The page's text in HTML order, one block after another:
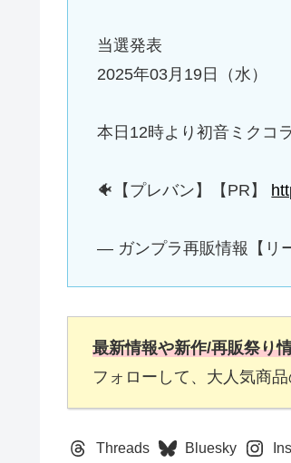
当選発表
2025年03月19日（水）
本日12時より初音ミクコ
🐠【プレバン】【PR】
— ガンプラ再販情報【リ
最新情報や新作/再販祭り
フォローして、大人気商
Threads Bluesky